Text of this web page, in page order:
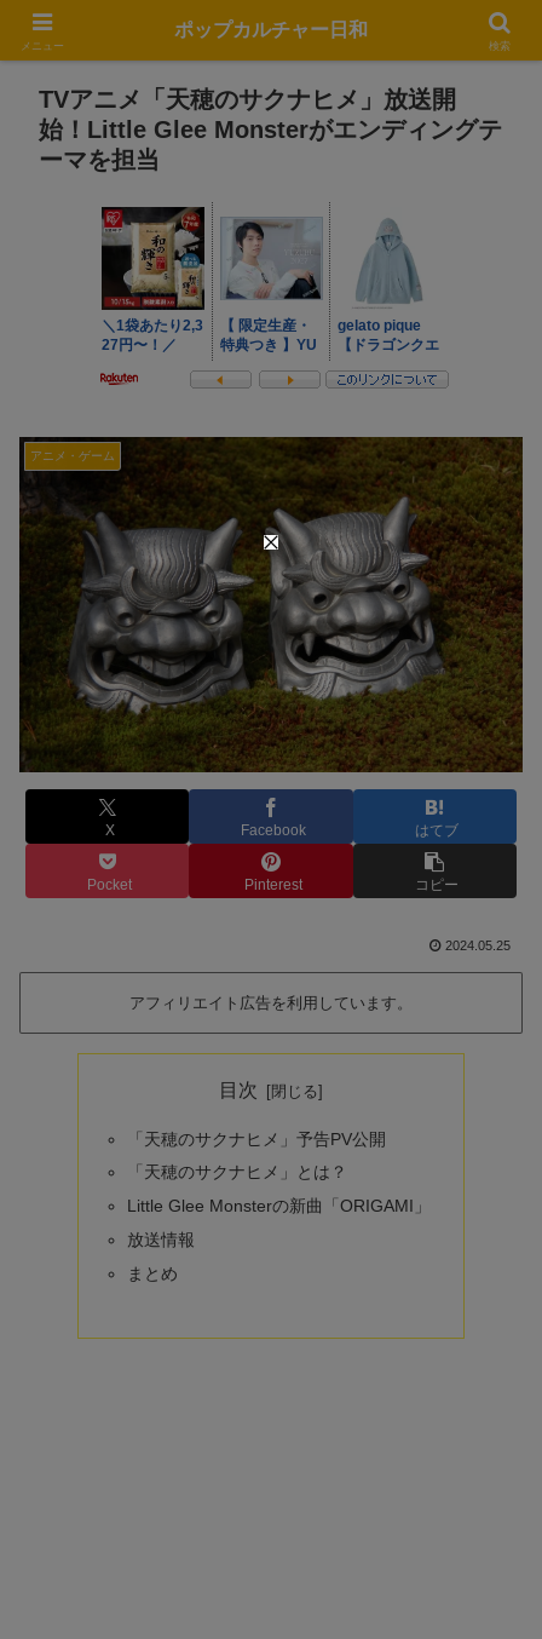
TVアニメ「天穂のサクナヒメ」放送開
始！Little Glee Monsterがエンディングテ
ーマを担当
アニメ・ゲーム
X Facebook はてブ
Pocket Pinterest コピー
2024.05.25
アフィリエイト広告を利用しています。
目次
「天穂のサクナヒメ」予告PV公開
「天穂のサクナヒメ」とは？
Little Glee Monsterの新曲「ORIGAMI」
放送情報
まとめ
メニュー
ポップカルチャー日和
検索